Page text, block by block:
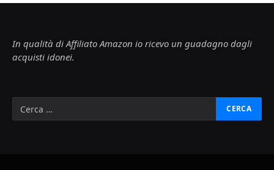
In qualità di Affiliato Amazon io ricevo un guadagno dagli
acquisti idonei.